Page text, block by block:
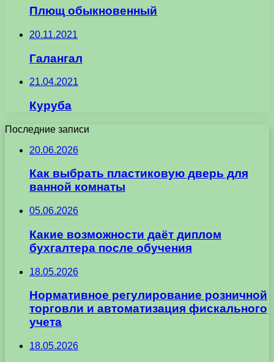
Плющ обыкновенный
20.11.2021
Галангал
21.04.2021
Куруба
Последние записи
20.06.2026
Как выбрать пластиковую дверь для
ванной комнаты
05.06.2026
Какие возможности даёт диплом
бухгалтера после обучения
18.05.2026
Нормативное регулирование розничной
торговли и автоматизация фискального
учета
18.05.2026